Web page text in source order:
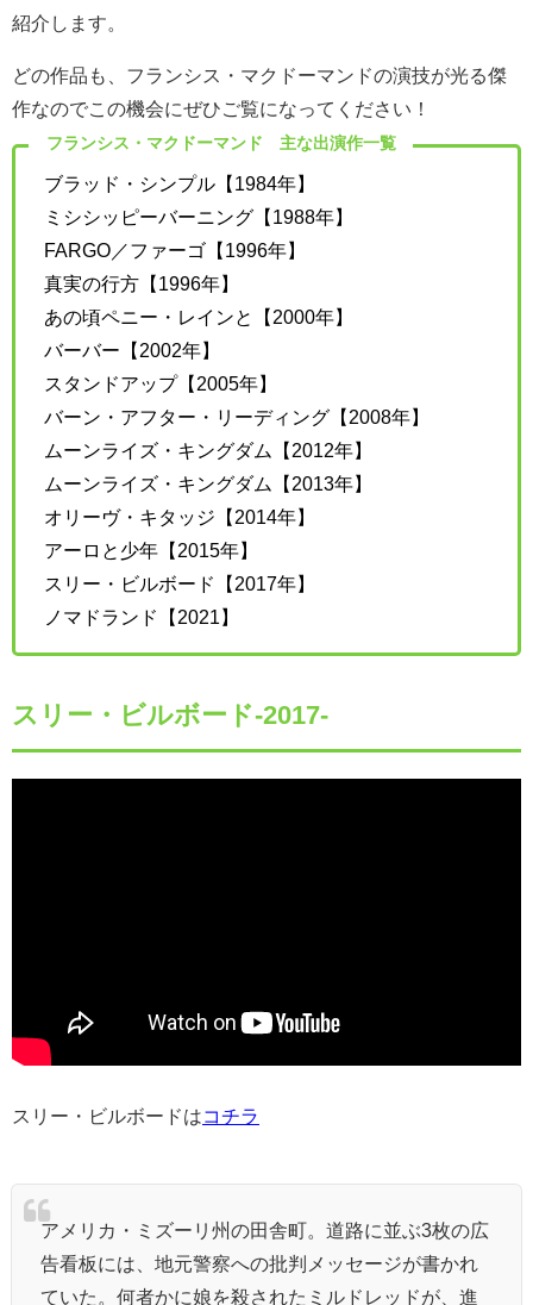
紹介します。
どの作品も、フランシス・マクドーマンドの演技が光る傑
作なのでこの機会にぜひご覧になってください！
フランシス・マクドーマンド 主な出演作一覧
ブラッド・シンプル【1984年】
ミシシッピーバーニング【1988年】
FARGO／ファーゴ【1996年】
真実の行方【1996年】
あの頃ペニー・レインと【2000年】
バーバー【2002年】
スタンドアップ【2005年】
バーン・アフター・リーディング【2008年】
ムーンライズ・キングダム【2012年】
ムーンライズ・キングダム【2013年】
オリーヴ・キタッジ【2014年】
アーロと少年【2015年】
スリー・ビルボード【2017年】
ノマドランド【2021】
スリー・ビルボード-2017-
スリー・ビルボードはコチラ
アメリカ・ミズーリ州の田舎町。道路に並ぶ3枚の広
告看板には、地元警察への批判メッセージが書かれ
ていた。何者かに娘を殺されたミルドレッドが、進